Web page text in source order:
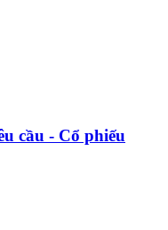
cầu - Cổ phiếu